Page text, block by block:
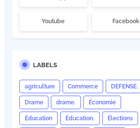
Youtube Facebook
LABELS
agriculture Commerce DEFENSE.
Drame drame. Économie
Éducation Éducation. Élections